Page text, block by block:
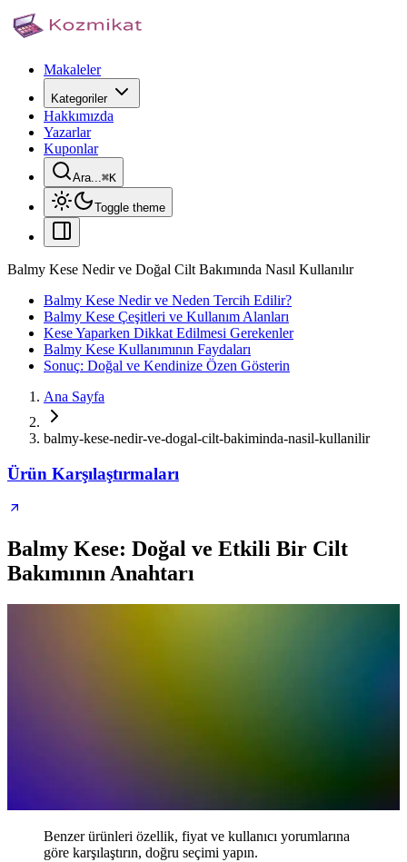
Makaleler
Kategoriler
Hakkımızda
Yazarlar
Kuponlar
Ara...⌘K
Toggle theme
Balmy Kese Nedir ve Doğal Cilt Bakımında Nasıl Kullanılır
Balmy Kese Nedir ve Neden Tercih Edilir?
Balmy Kese Çeşitleri ve Kullanım Alanları
Kese Yaparken Dikkat Edilmesi Gerekenler
Balmy Kese Kullanımının Faydaları
Sonuç: Doğal ve Kendinize Özen Gösterin
Ana Sayfa
balmy-kese-nedir-ve-dogal-cilt-bakiminda-nasil-kullanilir
Ürün Karşılaştırmaları
Balmy Kese: Doğal ve Etkili Bir Cilt
Bakımının Anahtarı
Benzer ürünleri özellik, fiyat ve kullanıcı yorumlarına
göre karşılaştırın, doğru seçimi yapın.